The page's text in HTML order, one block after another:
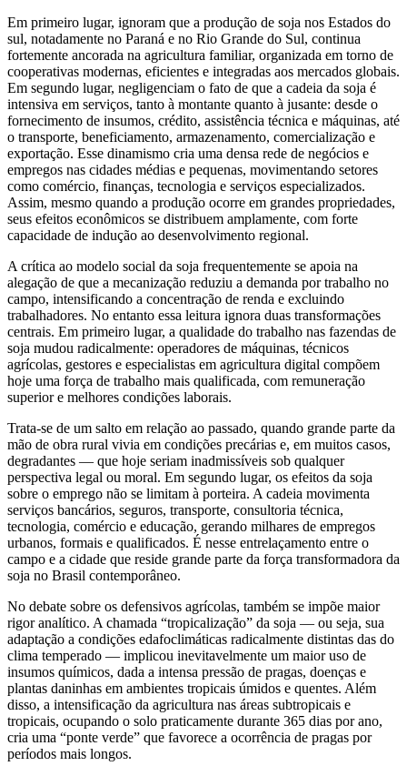
Em primeiro lugar, ignoram que a produção de soja nos Estados do
sul, notadamente no Paraná e no Rio Grande do Sul, continua
fortemente ancorada na agricultura familiar, organizada em torno de
cooperativas modernas, eficientes e integradas aos mercados globais.
Em segundo lugar, negligenciam o fato de que a cadeia da soja é
intensiva em serviços, tanto à montante quanto à jusante: desde o
fornecimento de insumos, crédito, assistência técnica e máquinas, até
o transporte, beneficiamento, armazenamento, comercialização e
exportação. Esse dinamismo cria uma densa rede de negócios e
empregos nas cidades médias e pequenas, movimentando setores
como comércio, finanças, tecnologia e serviços especializados.
Assim, mesmo quando a produção ocorre em grandes propriedades,
seus efeitos econômicos se distribuem amplamente, com forte
capacidade de indução ao desenvolvimento regional.
A crítica ao modelo social da soja frequentemente se apoia na
alegação de que a mecanização reduziu a demanda por trabalho no
campo, intensificando a concentração de renda e excluindo
trabalhadores. No entanto essa leitura ignora duas transformações
centrais. Em primeiro lugar, a qualidade do trabalho nas fazendas de
soja mudou radicalmente: operadores de máquinas, técnicos
agrícolas, gestores e especialistas em agricultura digital compõem
hoje uma força de trabalho mais qualificada, com remuneração
superior e melhores condições laborais.
Trata-se de um salto em relação ao passado, quando grande parte da
mão de obra rural vivia em condições precárias e, em muitos casos,
degradantes — que hoje seriam inadmissíveis sob qualquer
perspectiva legal ou moral. Em segundo lugar, os efeitos da soja
sobre o emprego não se limitam à porteira. A cadeia movimenta
serviços bancários, seguros, transporte, consultoria técnica,
tecnologia, comércio e educação, gerando milhares de empregos
urbanos, formais e qualificados. É nesse entrelaçamento entre o
campo e a cidade que reside grande parte da força transformadora da
soja no Brasil contemporâneo.
No debate sobre os defensivos agrícolas, também se impõe maior
rigor analítico. A chamada “tropicalização” da soja — ou seja, sua
adaptação a condições edafoclimáticas radicalmente distintas das do
clima temperado — implicou inevitavelmente um maior uso de
insumos químicos, dada a intensa pressão de pragas, doenças e
plantas daninhas em ambientes tropicais úmidos e quentes. Além
disso, a intensificação da agricultura nas áreas subtropicais e
tropicais, ocupando o solo praticamente durante 365 dias por ano,
cria uma “ponte verde” que favorece a ocorrência de pragas por
períodos mais longos.